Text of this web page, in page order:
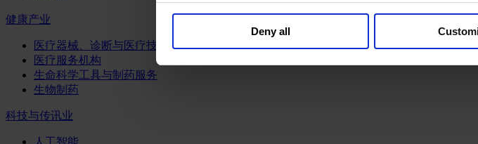
Deny all
健康产业
医疗器械、诊断与医疗技术
医疗服务机构
生命科学工具与制药服务
生物制药
科技与传讯业
人工智能